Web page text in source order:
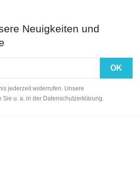
Neuigkeiten und
jederzeit widerrufen. Unsere
Sie u. a. in der Datenschutzerklärung.